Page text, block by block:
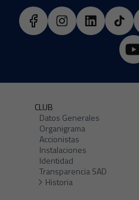
CLUB
Datos Generales
Organigrama
Accionistas
Instalaciones
Identidad
Transparencia SAD
Historia